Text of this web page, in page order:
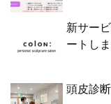
新サー
ートし
頭皮診